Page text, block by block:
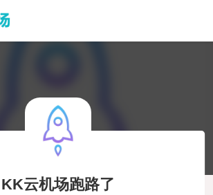
KK云机场跑路了